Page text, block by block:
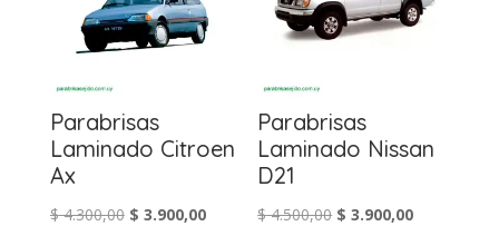
Parabrisas
Laminado Citroen
Ax
$4.300,00 El
$ 3.900,00El
Parabrisas
Laminado Nissan
D21
$4.500,00 El
$ 3.900,00El